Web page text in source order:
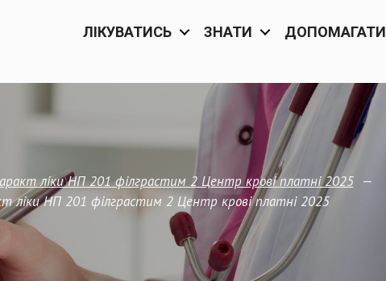
ЛІКУВАТИСЬ ЗНАТИ ДОПОМАГАТИ
ліки НП 201 філграстим 2 Центр крові платні 2025 —
ліки НП 201 філграстим 2 Центр крові платні 2025